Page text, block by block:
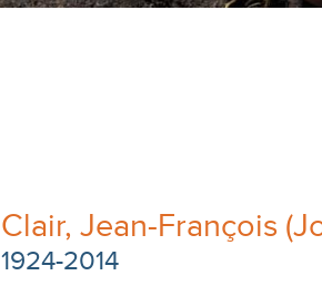
Clair, Jean-François
1924-2014